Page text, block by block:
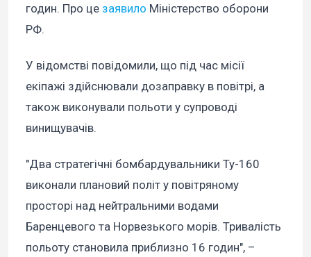
годин. Про це заявило Міністерство оборони
РФ.
У відомстві повідомили, що під час місії
екіпажі здійснювали дозаправку в повітрі, а
також виконували польоти у супроводі
винищувачів.
"Два стратегічні бомбардувальники Ту-160
виконали плановий політ у повітряному
просторі над нейтральними водами
Баренцевого та Норвезького морів. Тривалість
польоту становила приблизно 16 годин", –